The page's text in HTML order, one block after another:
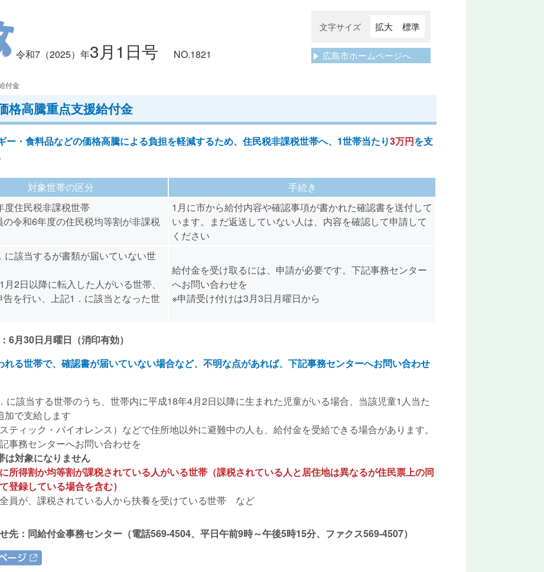
令和7 （2025） 年3月1日号 NO.1821
文字サイズ 拡大 標準
広島市ホームページへ
付金
格高騰重点支援給付金
ー・食料品などの価格高騰による負担を軽減するため、住民税非課税世帯へ、1世帯当たり3万円を支
対象世帯の区分
手続き
度住民税非課税世帯
の令和6年度の住民税均等割が非課税
1月に市から給付内容や確認事項が書かれた確認書を送付して
います。まだ返送していない人は、内容を確認して申請して
ください
に該当するが書類が届いていない世
月2日以降に転入した人がいる世帯、
告を行い、上記1．に該当となった世
給付金を受け取るには、申請が必要です。下記事務センター
へお問い合わせを
※申請受け付けは3月3日月曜日から
6月30日月曜日（消印有効）
れる世帯で、確認書が届いていない場合など、不明な点があれば、下記事務センターへお問い合わせ
に該当する世帯のうち、世帯内に平成18年4月2日以降に生まれた児童がいる場合、当該児童1人当た
加で支給します
ティック・バイオレンス）などで住所地以外に避難中の人も、給付金を受給できる場合があります。
事務センターへお問い合わせを
は対象になりません
所得割か均等割が課税されている人がいる世帯（課税されている人と居住地は異なるが住民票上の同
登録している場合を含む）
全員が、課税されている人から扶養を受けている世帯 など
先：同給付金事務センター（電話569-4504、平日午前9時～午後5時15分、ファクス569-4507）
ージ